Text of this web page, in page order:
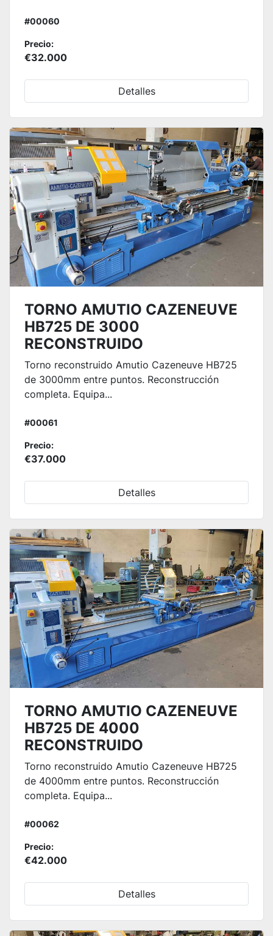
#00060
Precio:
€32.000
Detalles
TORNO AMUTIO CAZENEUVE
HB725 DE 3000
RECONSTRUIDO
Torno reconstruido Amutio Cazeneuve HB725
de 3000mm entre puntos. Reconstrucción
completa. Equipa...
#00061
Precio:
€37.000
Detalles
TORNO AMUTIO CAZENEUVE
HB725 DE 4000
RECONSTRUIDO
Torno reconstruido Amutio Cazeneuve HB725
de 4000mm entre puntos. Reconstrucción
completa. Equipa...
#00062
Precio:
€42.000
Detalles